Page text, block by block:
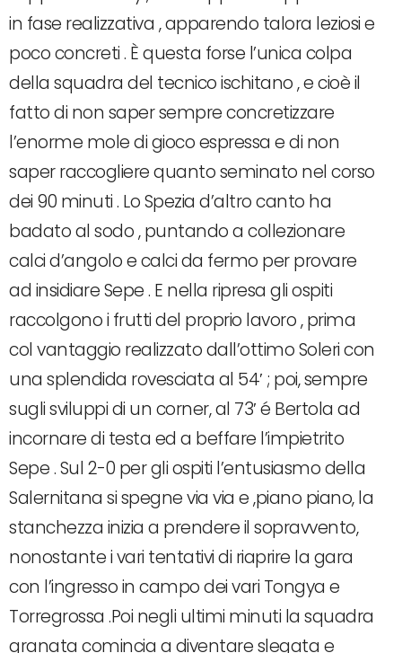
in fase realizzativa , apparendo talora leziosi e
poco concreti . È questa forse l’unica colpa
della squadra del tecnico ischitano , e cioè il
fatto di non saper sempre concretizzare
l’enorme mole di gioco espressa e di non
saper raccogliere quanto seminato nel corso
dei 90 minuti . Lo Spezia d’altro canto ha
badato al sodo , puntando a collezionare
calci d’angolo e calci da fermo per provare
ad insidiare Sepe . E nella ripresa gli ospiti
raccolgono i frutti del proprio lavoro , prima
col vantaggio realizzato dall’ottimo Soleri con
una splendida rovesciata al 54′ ; poi, sempre
sugli sviluppi di un corner, al 73′ é Bertola ad
incornare di testa ed a beffare l’impietrito
Sepe . Sul 2-0 per gli ospiti l’entusiasmo della
Salernitana si spegne via via e ,piano piano, la
stanchezza inizia a prendere il sopravvento,
nonostante i vari tentativi di riaprire la gara
con l’ingresso in campo dei vari Tongya e
Torregrossa .Poi negli ultimi minuti la squadra
granata comincia a diventare slegata e